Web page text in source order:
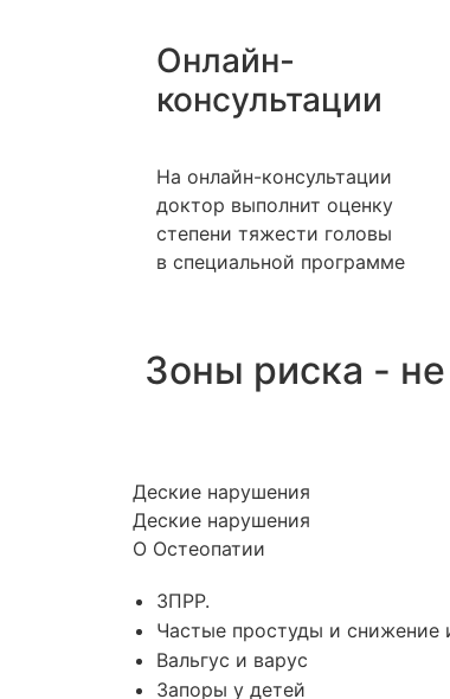
Онлайн-
консультации
На онлайн-консультации
доктор выполнит оценку
степени тяжести головы
в специальной программе
Зоны риска -
Деские нарушения
Деские нарушения
О Остеопатии
ЗПРР.
Частые простуды и снижение
Вальгус и варус
Запоры у детей